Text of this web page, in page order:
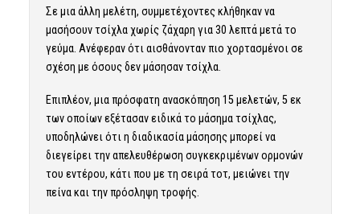
Σε μια άλλη μελέτη, συμμετέχοντες κλήθηκαν να
μασήσουν τσίχλα χωρίς ζάχαρη για 30 λεπτά μετά το
γεύμα. Ανέφεραν ότι αισθάνονταν πιο χορτασμένοι σε
σχέση με όσους δεν μάσησαν τσίχλα.
Επιπλέον, μια πρόσφατη ανασκόπηση 15 μελετών, 5 εκ
των οποίων εξέτασαν ειδικά το μάσημα τσίχλας,
υποδηλώνει ότι η διαδικασία μάσησης μπορεί να
διεγείρει την απελευθέρωση συγκεκριμένων ορμονών
του εντέρου, κάτι που με τη σειρά τοτ, μειώνει την
πείνα και την πρόσληψη τροφής.